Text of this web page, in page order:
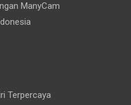
ManyCam
Terpercaya